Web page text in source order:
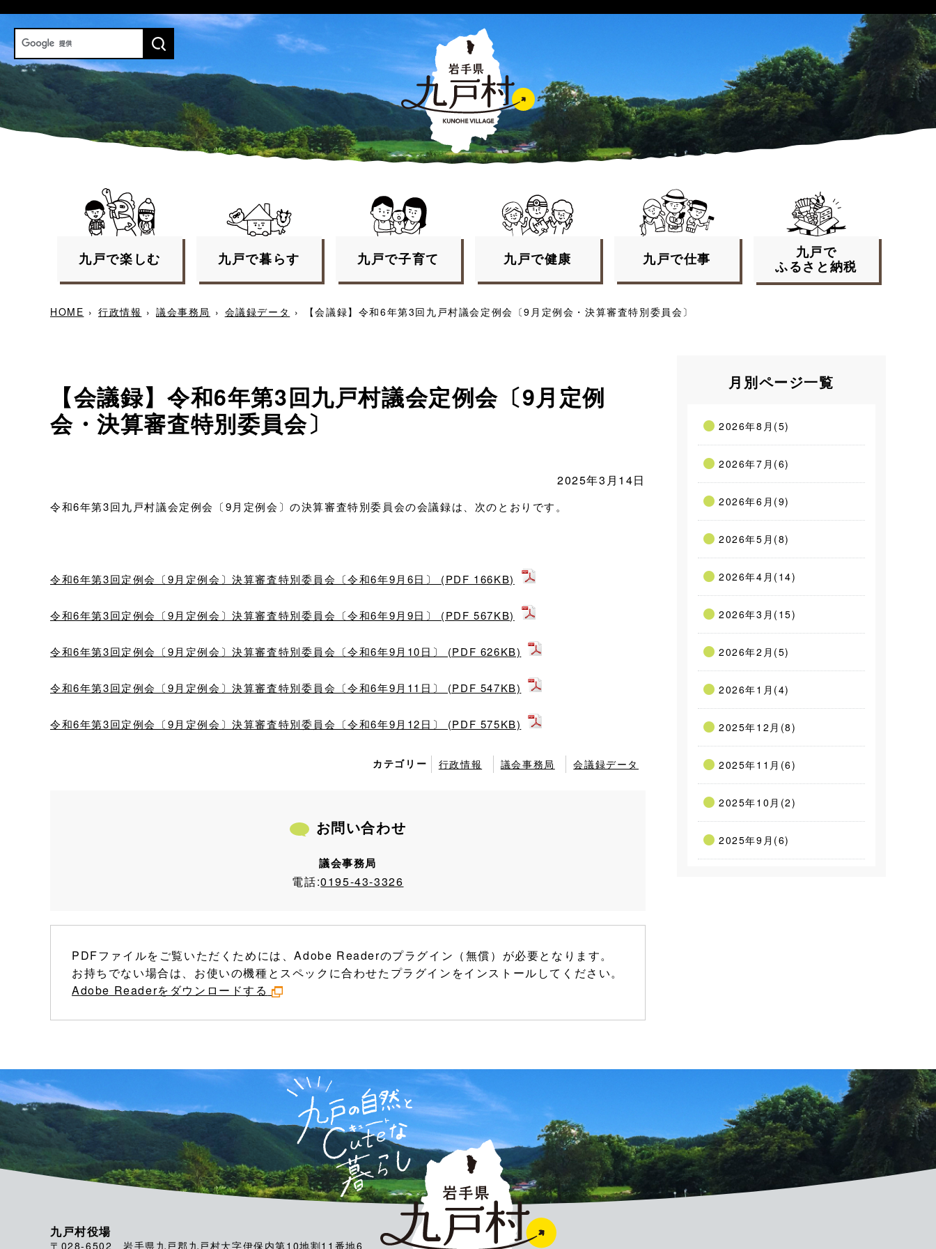
九戸で楽しむ 九戸で暮らす 九戸で子育て 九戸で健康 九戸で仕事
九戸で
ふるさと納税
HOME › 行政情報 › 議会事務局 › 会議録データ › 【会議録】令和6年第3回九戸村議会定例会〔9月定例会・決算審査特別委員会〕
【会議録】令和6年第3回九戸村議会定例会〔9月定例
会・決算審査特別委員会〕
2025年3月14日
令和6年第3回九戸村議会定例会〔9月定例会〕の決算審査特別委員会の会議録は、次のとおりです。
令和6年第3回定例会〔9月定例会〕決算審査特別委員会〔令和6年9月6日〕 (PDF 166KB)
令和6年第3回定例会〔9月定例会〕決算審査特別委員会〔令和6年9月9日〕 (PDF 567KB)
令和6年第3回定例会〔9月定例会〕決算審査特別委員会〔令和6年9月10日〕 (PDF 626KB)
令和6年第3回定例会〔9月定例会〕決算審査特別委員会〔令和6年9月11日〕 (PDF 547KB)
令和6年第3回定例会〔9月定例会〕決算審査特別委員会〔令和6年9月12日〕 (PDF 575KB)
カテゴリー 行政情報 議会事務局 会議録データ
お問い合わせ
議会事務局
電話:0195-43-3326
PDFファイルをご覧いただくためには、Adobe Readerのプラグイン（無償）が必要となります。
お持ちでない場合は、お使いの機種とスペックに合わせたプラグインをインストールしてください。
Adobe Readerをダウンロードする
月別ページ一覧
2026年8月(5)
2026年7月(6)
2026年6月(9)
2026年5月(8)
2026年4月(14)
2026年3月(15)
2026年2月(5)
2026年1月(4)
2025年12月(8)
2025年11月(6)
2025年10月(2)
2025年9月(6)
九戸村役場
〒028-6502 岩手県九戸郡九戸村大字伊保内第10地割11番地6